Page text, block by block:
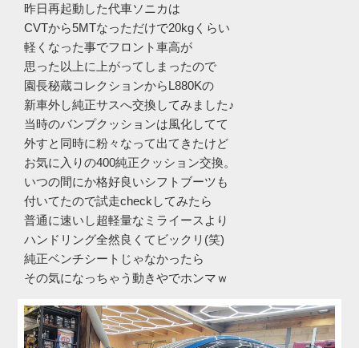
昨日再起動した代車ソニカは
CVTから5MTなっただけで20kgくらい
軽くなった事でフロント車高が
思った以上に上がってしまったので
園長秘蔵コレクションからL880Kの
新車外し純正サスへ交換してみました♪
当時のバンプクッションは風化してて
外すと同時に粉々なって出てきたけど
お気に入りの400純正クッション交換。
いつの間にか格好良いシフトブーツも
付いてたので試走checkしてみたら
普通に速いし超軽量なミライースより
ハンドリング全然良くてビックリ(笑)
純正ベンチシートじゃなかったら
その気になっちゃう動きやでホンマｗ